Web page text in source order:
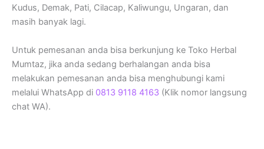
Kudus, Demak, Pati, Cilacap, Kaliwungu, Ungaran, dan
masih banyak lagi.
Untuk pemesanan anda bisa berkunjung ke Toko Herbal
Mumtaz, jika anda sedang berhalangan anda bisa
melakukan pemesanan anda bisa menghubungi kami
melalui WhatsApp di 0813 9118 4163 (Klik nomor langsung
chat WA).